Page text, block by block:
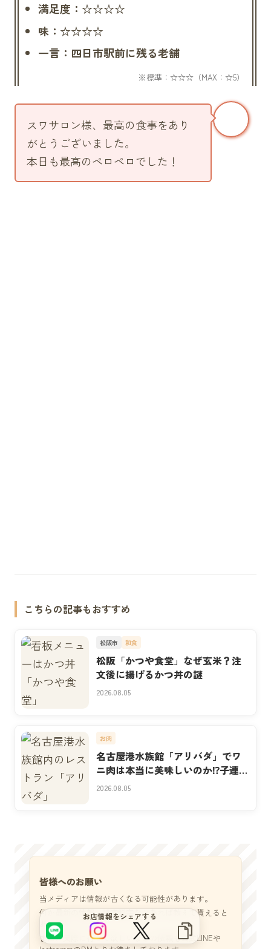
満足度：☆☆☆☆
味：☆☆☆☆
一言：四日市駅前に残る老舗
スワサロン様、最高の食事をあり
がとうございました。
本日も最高のペロペロでした！
こちらの記事もおすすめ
松阪市 和食
松阪「かつや食堂」なぜ玄米？注
文後に揚げるかつ丼の謎
2026.08.05
お肉
名古屋港水族館「アリバダ」でワ
ニ肉は本当に美味しいのか⁉子連れ
実食
2026.08.05
皆様へのお願い
当メディアは情報が古くなる可能性があります。
何か最新の情報、誤字脱字などあれば教えて貰えると
ありがたいです。
また、実際に行って欲しいなどの依頼も公式LINEや
お店情報をシェアする